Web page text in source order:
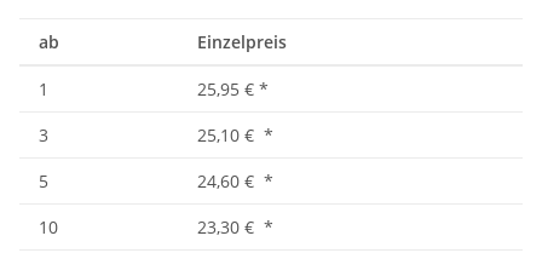
ab Einzelpreis
1 25,95 € *
3
25,10 € *
5
24,60 € *
10
23,30 € *